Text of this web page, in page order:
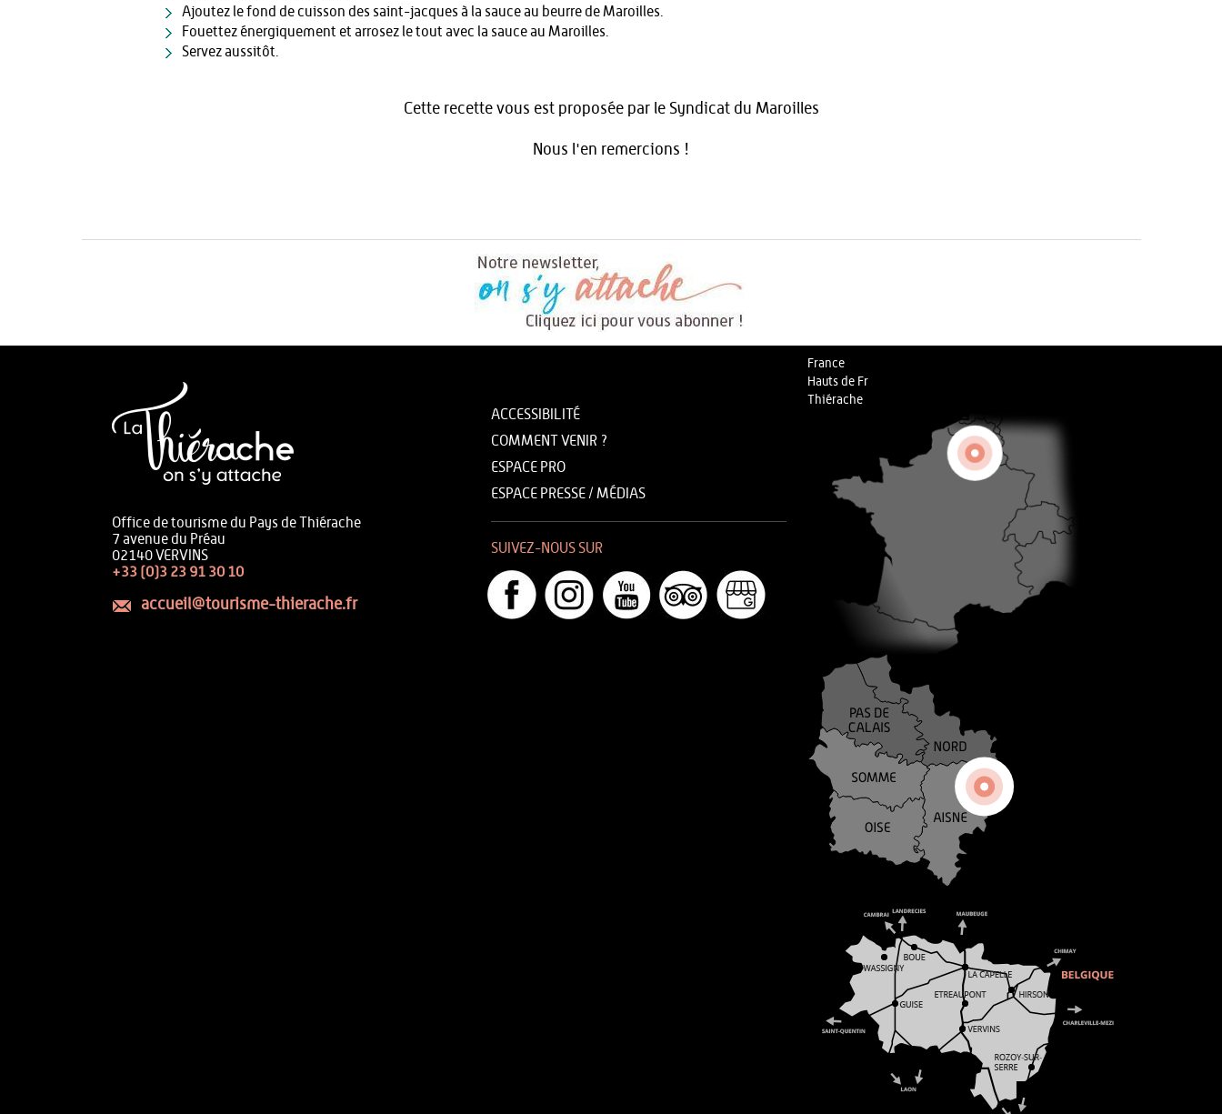
Ajoutez le fond de cuisson des saint-jacques à la sauce au beurre de Maroilles.
Fouettez énergiquement et arrosez le tout avec la sauce au Maroilles.
Servez aussitôt.
Cette recette vous est proposée par le Syndicat du Maroilles
Nous l'en remercions !
Office de tourisme du Pays de Thiérache
7 avenue du Préau
02140 VERVINS
+33 (0)3 23 91 30 10
accueil@tourisme-thierache.fr
ACCESSIBILITÉ
COMMENT VENIR ?
ESPACE PRO
ESPACE PRESSE / MÉDIAS
SUIVEZ-NOUS SUR
France
Hauts de Fr
Thiérache